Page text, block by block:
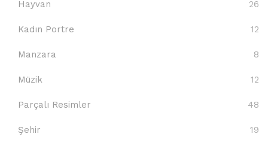
Hayvan 26
Kadın Portre 12
Manzara 8
Müzik 12
Parçalı Resimler 48
Şehir 19